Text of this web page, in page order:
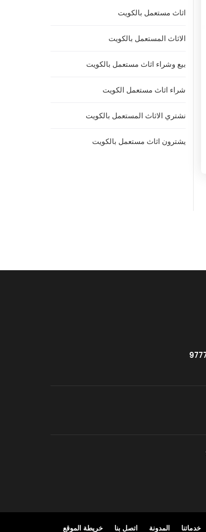
اثاث مستعمل بالكويت
الاثاث المستعمل بالكويت
بيع وشراء اثاث مستعمل بالكويت
شراء اثاث مستعمل الكويت
نشتري الاثاث المستعمل بالكويت
يشترون اثاث مستعمل بالكويت
خدماتنا المدونة اتصل بنا خريطة الموقع